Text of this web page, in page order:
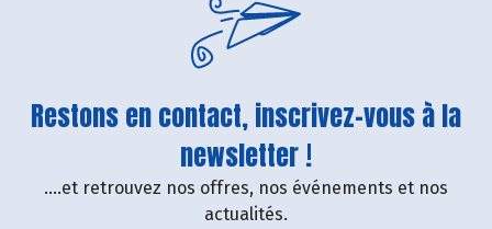
Restons en contact, inscrivez-vous à la
newsletter !
....et retrouvez nos offres, nos événements et nos
actualités.